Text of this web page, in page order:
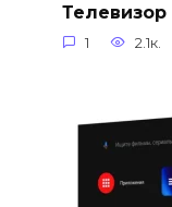
Телевизор
1 2.1к.